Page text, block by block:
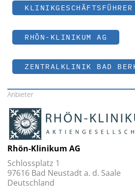
KLINIKGESCHÄFTSFÜHRER
RHÖN-KLINIKUM AG
ZENTRALKLINIK BAD
Anbieter
Rhön-Klinikum AG
Schlossplatz 1
97616 Bad Neustadt a. d. Saale
Deutschland